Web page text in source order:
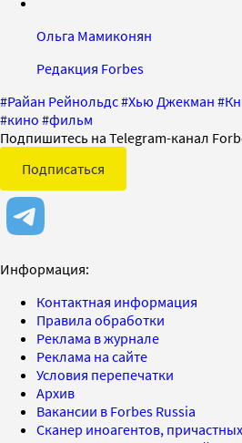
Ольга Мамиконян
Редакция Forbes
#Райан Рейнольдс#Хью Джекман #
#кино #фильм
Подпишитесь на Telegram-канал
Подписаться
Информация:
Контактная информация
Правила обработки
Реклама в журнале
Реклама на сайте
Условия перепечатки
Архив
Вакансии в Forbes Russia
Сканер иноагентов,